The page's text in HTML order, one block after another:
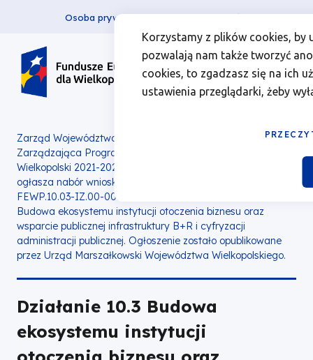
Korzystamy z plików cookies, by
pozwalają nam także tworzyć
cookies, to zgadzasz się na ich
ustawienia przeglądarki, żeby
Działanie
10.3
Budowa
ekosystemu
instytucji
otoczenia
biznesu
oraz
wsparcie
publicznej
do
głównej
nawigacji
do
wyszukiwarki
do
zawartości
strony
do
stopki Header
Top
Osoba prywatna Firma
Menu
top
left
Zarząd Województwa Wielkopolskiego jako Instytucja
Zarządzająca Programem Fundusze Europejskie dla
Wielkopolski 2021-2027 z dniem 25 października 2024 roku
ogłasza nabór wniosku w sposób niekonkurencyjny nr
FEWP.10.03-IZ.00-003/24 w ramach Działania 10.03
Budowa ekosystemu instytucji otoczenia biznesu oraz
wsparcie publicznej infrastruktury B+R i cyfryzacji
administracji publicznej. Ogłoszenie zostało opublikowane
przez Urząd Marszałkowski Województwa Wielkopolskiego.
Działanie 10.3 Budowa
ekosystemu instytucji